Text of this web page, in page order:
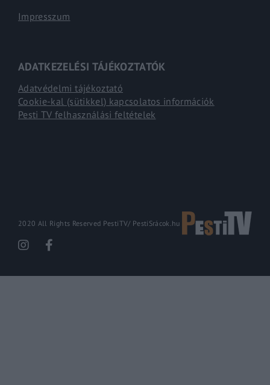
Impresszum
ADATKEZELÉSI TÁJÉKOZTATÓK
Adatvédelmi tájékoztató
Cookie-kal (sütikkel) kapcsolatos információk
Pesti TV felhasználási feltételek
2020 All Rights Reserved PestiTV/ PestiSrácok.hu